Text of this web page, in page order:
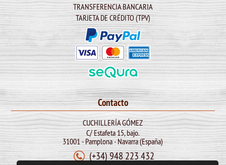
TRANSFERENCIA BANCARIA
TARJETA DE CRÉDITO (TPV)
Contacto
CUCHILLERÍA GÓMEZ
C/ Estafeta 15, bajo.
31001 - Pamplona - Navarra (España)
(+34) 948 223 432